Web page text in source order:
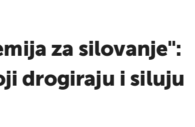
za silovanje":
drogiraju i siluju